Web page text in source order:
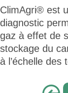
ClimAgri® est
diagnostic
gaz à effet de
stockage du
à l’échelle des